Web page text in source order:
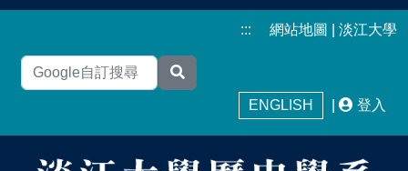
::: 網站地圖 淡江大學
ENGLISH 登入